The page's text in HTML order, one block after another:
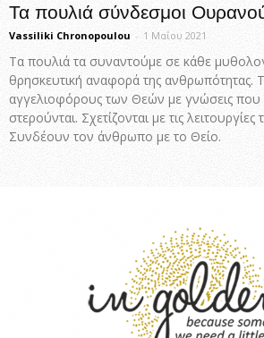
Τα πουλιά σύνδεσμοι
Vassiliki Chronopoulou - 1 Μαΐου 2021
Τα πουλιά τα συναντούμε σε κάθε
θρησκευτική αναφορά της ανθρωπότητας.
αγγελιοφόρους των Θεών με γνώσεις που
στερούνται. Σχετίζονται με τις
Συνδέουν τον άνθρωπο με το Θείο.